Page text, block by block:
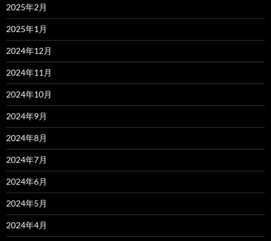
2025年2月
2025年1月
2024年12月
2024年11月
2024年10月
2024年9月
2024年8月
2024年7月
2024年6月
2024年5月
2024年4月